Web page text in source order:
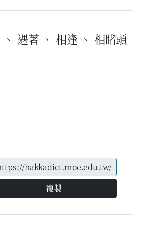
、 遇著 、 相逢 、 相睹頭
複製